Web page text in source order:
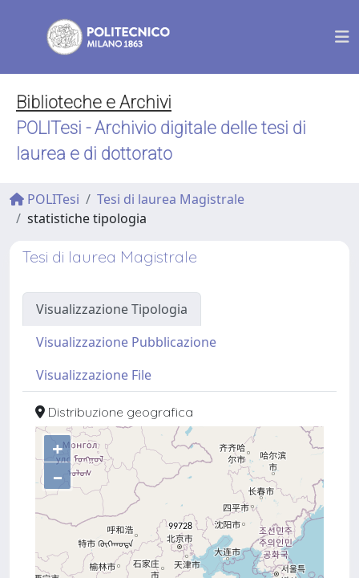
Biblioteche e Archivi
POLITesi - Archivio digitale delle tesi di
laurea e di dottorato
POLITesi
Tesi di laurea Magistrale
statistiche tipologia
Tesi di laurea Magistrale
Visualizzazione Tipologia
Visualizzazione Pubblicazione
Visualizzazione File
Distribuzione geografica
+
–